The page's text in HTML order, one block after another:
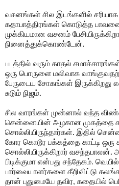
வசனங்கள் சில இடங்களில்
கதாபாத்திரங்கள் கொடுத்த
முக்கியமான வசனம்
நினைத்துக்கொண்டேன்.
படத்தில் வரும் காதல்
ஒரு பொருளை மலிவாக
பேருடைய சோகங்கள் இருக்கிறது
சுடும் நிஜம்.
சில வாரங்கள் முன்னால் வந்த
சென்னையின் அழகான முகத்தை
சொல்லியிருந்தார்கள். இதில்
கோர கொடூர பக்கத்தை காட்டி
சொல்லியிருக்கிறார் வசந்தபாலன்.
பிடிக்குமா என்பது சந்தேகம்.
பார்வையாளர்களை கீறிவிட்டு
தான் புதுமையே தவிர, கதையில்